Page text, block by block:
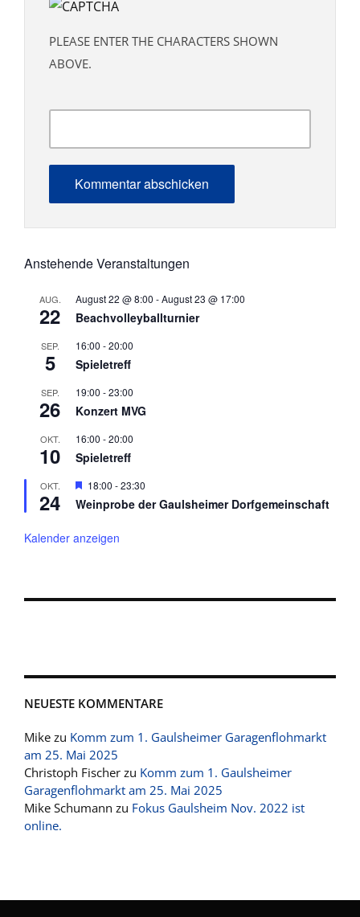
Anstehende Veranstaltungen
AUG.
22
August 22 @ 8:00 -August 23 @ 17:00
Beachvolleyballturnier
SEP.
5
16:00 -20:00
Spieletreff
SEP.
26
19:00 -23:00
Konzert MVG
OKT.
10
16:00 -20:00
Spieletreff
OKT.
24
Hervorgehoben
18:00 -23:30
Weinprobe der Gaulsheimer Dorfgemeinschaft
Kalender anzeigen
PLEASE ENTER THE CHARACTERS SHOWN
ABOVE.
NEUESTE KOMMENTARE
Mike zu Komm zum 1. Gaulsheimer Garagenflohmarkt
am 25. Mai 2025
Christoph Fischer zu Komm zum 1. Gaulsheimer
Garagenflohmarkt am 25. Mai 2025
Mike Schumann zu Fokus Gaulsheim Nov. 2022 ist
online.